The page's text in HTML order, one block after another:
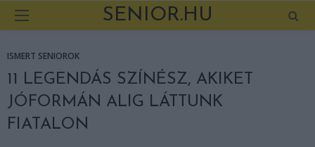
SENIOR.HU
ISMERT SENIOROK
11 LEGENDÁS SZÍNÉSZ, AKIKET
JÓFORMÁN ALIG LÁTTUNK
FIATALON